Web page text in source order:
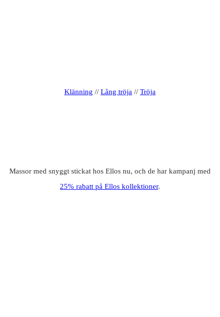
Klänning // Lång tröja // Tröja
Massor med snyggt stickat hos Ellos nu, och de har kampanj med
25% rabatt på Ellos kollektioner.